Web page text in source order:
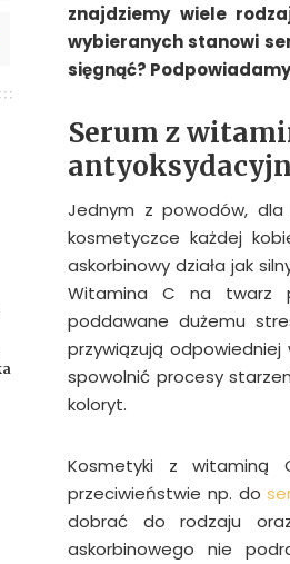
znajdziemy wiele
wybieranych stanowi
sięgnąć?
Serum z
Jednym z powodów,
kosmetyczce każdej
askorbinowy działa jak
Witamina C na twarz
poddawane dużemu
przywiązują odpowiedniej
spowolnić procesy
koloryt.
Kosmetyki z witaminą
przeciwieństwie np. do
dobrać do rodzaju
askorbinowego nie